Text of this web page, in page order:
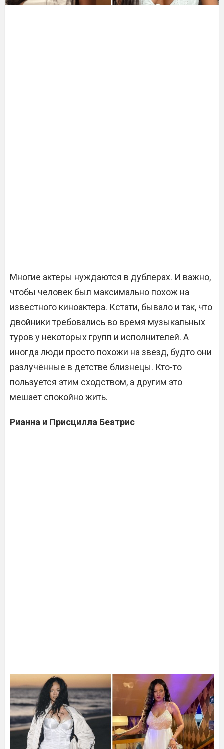
Многие актеры нуждаются в дублерах. И важно,
чтобы человек был максимально похож на
известного киноактера. Кстати, бывало и так, что
двойники требовались во время музыкальных
туров у некоторых групп и исполнителей. А
иногда люди просто похожи на звезд, будто они
разлучённые в детстве близнецы. Кто-то
пользуется этим сходством, а другим это
мешает спокойно жить.
Рианна и Присцилла Беатрис